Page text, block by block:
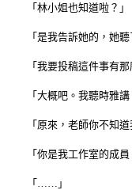
「林小姐也知道啦？」
「是我告訴她的，她
「我要投稿這件事有
「大概吧。我聽時雅
「原來，老師你不知
「你是我工作室的成
「……」